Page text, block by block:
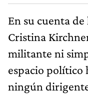
En su cuenta
Cristina
militante ni
espacio político
ningún